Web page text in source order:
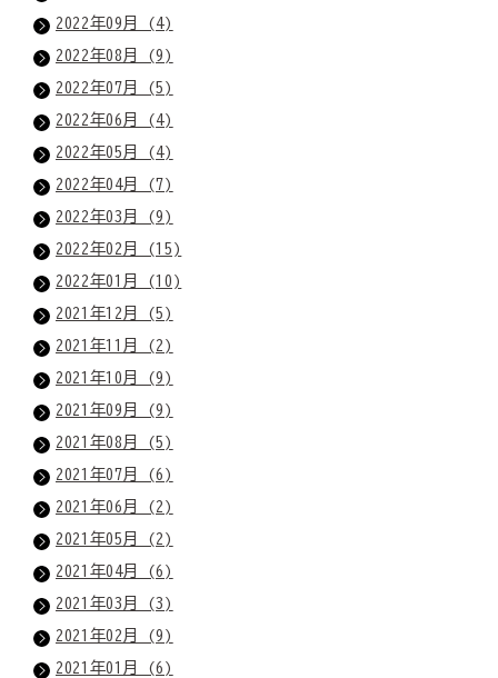
2022年09月 (4)
2022年08月 (9)
2022年07月 (5)
2022年06月 (4)
2022年05月 (4)
2022年04月 (7)
2022年03月 (9)
2022年02月 (15)
2022年01月 (10)
2021年12月 (5)
2021年11月 (2)
2021年10月 (9)
2021年09月 (9)
2021年08月 (5)
2021年07月 (6)
2021年06月 (2)
2021年05月 (2)
2021年04月 (6)
2021年03月 (3)
2021年02月 (9)
2021年01月 (6)